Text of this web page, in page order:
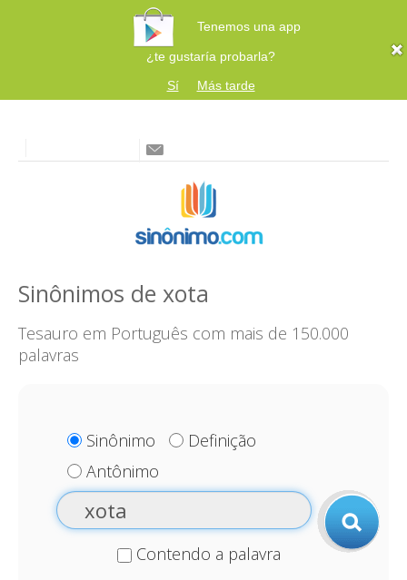
Tenemos una app
¿te gustaría probarla?
Sí
Más tarde
Sinônimos de xota
Tesauro em Português com mais de 150.000
palavras
Sinônimo
Definição
Antônimo
Contendo a palavra